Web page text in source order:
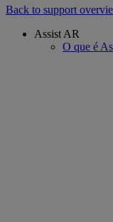
Back to support
Assist AR
O que é